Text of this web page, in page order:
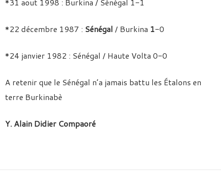
*22 décembre 1987 : Sénégal / Burkina 1-0
*24 janvier 1982 : Sénégal / Haute Volta 0-0
A retenir que le Sénégal n’a jamais battu les Étalons en
terre Burkinabè
Y. Alain Didier Compaoré